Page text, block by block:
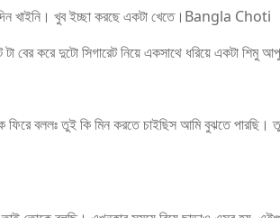
খাইনি। খুব ইচ্ছা করছে একটা খেতে।Bangla Choti
বের করে দুটো সিগারেট নিয়ে একসাথে ধরিয়ে একটা শিমু
ফিরে বললঃ তুই কি মিন করতে চাইছিস আমি বুঝতে পারছি।